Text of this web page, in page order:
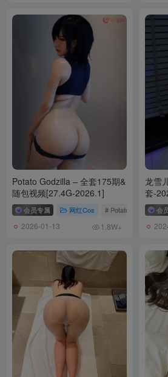
琳铛铛 – NO.001 蓝色印花比基尼[23P-
Potato Godzilla – 全套175期&
随包视频[27.4G-2026.1]
会员专属 网红Cos # Potato Godzilla
2026-01-13 1.8W+
龙雪
套-
会